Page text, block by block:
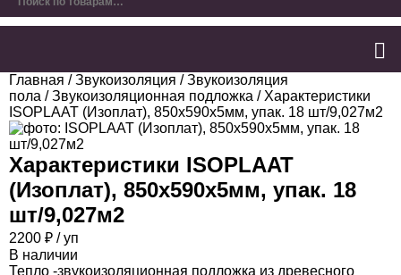
Главная /Звукоизоляция /Звукоизоляция
пола /Звукоизоляционная подложка / Характеристики
ISOPLAAT (Изоплат), 850х590х5мм, упак. 18 шт/9,027м2
Характеристики ISOPLAAT
(Изоплат), 850х590х5мм, упак. 18
шт/9,027м2
2200 ₽ / уп
В наличии
Тепло -звукоизоляционная подложка из древесного